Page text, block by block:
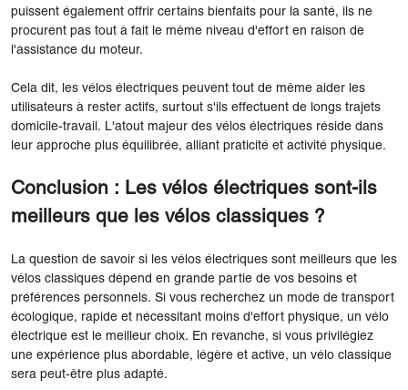
puissent également offrir certains bienfaits pour la santé, ils ne
procurent pas tout à fait le même niveau d'effort en raison de
l'assistance du moteur.
Cela dit, les vélos électriques peuvent tout de même aider les
utilisateurs à rester actifs, surtout s'ils effectuent de longs trajets
domicile-travail. L'atout majeur des vélos électriques réside dans
leur approche plus équilibrée, alliant praticité et activité physique.
Conclusion : Les vélos électriques sont-ils
meilleurs que les vélos classiques ?
La question de savoir si les vélos électriques sont meilleurs que les
vélos classiques dépend en grande partie de vos besoins et
préférences personnels. Si vous recherchez un mode de transport
écologique, rapide et nécessitant moins d'effort physique, un vélo
électrique est le meilleur choix. En revanche, si vous privilégiez
une expérience plus abordable, légère et active, un vélo classique
sera peut-être plus adapté.